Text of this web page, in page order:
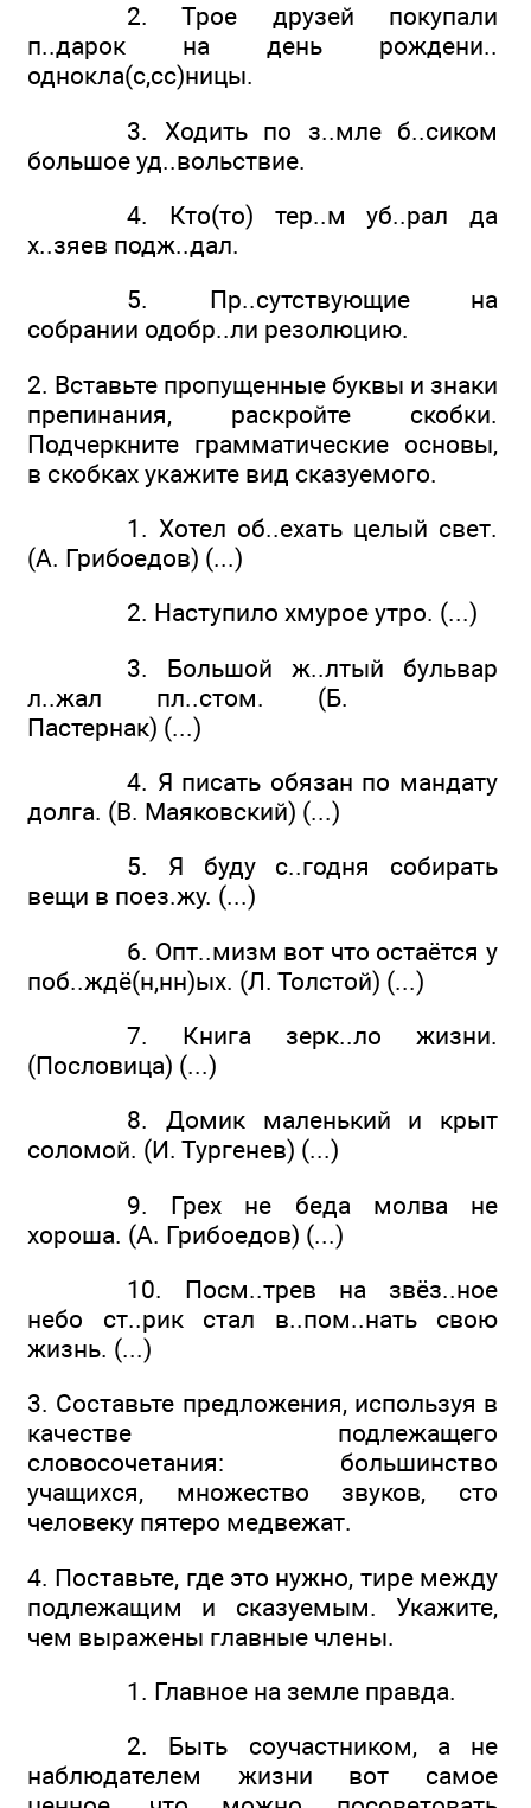
2. Трое друзей покупали
п..дарок на день рождени..
однокла(с,сс)ницы.
3. Ходить по з..мле б..сиком
большое уд..вольствие.
4. Кто(то) тер..м уб..рал да
х..зяев подж..дал.
5. Пр..сутствующие на
собрании одобр..ли резолюцию.
2. Вставьте пропущенные буквы и знаки
препинания, раскройте скобки.
Подчеркните грамматические основы,
в скобках укажите вид сказуемого.
1. Хотел об..ехать целый свет.
(А. Грибоедов) (...)
2. Наступило хмурое утро. (...)
3. Большой ж..лтый бульвар
л..жал пл..стом. (Б.
Пастернак) (...)
4. Я писать обязан по мандату
долга. (В. Маяковский) (...)
5. Я буду с..годня собирать
вещи в поез.жу. (...)
6. Опт..мизм вот что остаётся у
поб..ждё(н,нн)ых. (Л. Толстой) (...)
7. Книга зерк..ло жизни.
(Пословица) (...)
8. Домик маленький и крыт
соломой. (И. Тургенев) (...)
9. Грех не беда молва не
хороша. (А. Грибоедов) (...)
10. Посм..трев на звёз..ное
небо ст..рик стал в..пом..нать свою
жизнь. (...)
3. Составьте предложения, используя в
качестве подлежащего
словосочетания: большинство
учащихся, множество звуков, сто
человеку пятеро медвежат.
4. Поставьте, где это нужно, тире между
подлежащим и сказуемым. Укажите,
чем выражены главные члены.
1. Главное на земле правда.
2. Быть соучастником, а не
наблюдателем жизни вот самое